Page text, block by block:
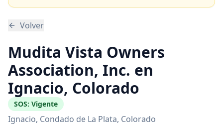
Volver
Mudita Vista Owners
Association, Inc. en
Ignacio, Colorado
SOS: Vigente
Ignacio, Condado de La Plata, Colorado